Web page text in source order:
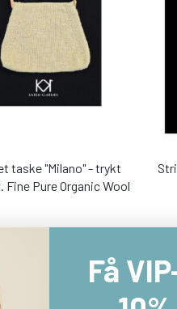
taske "Milano" - trykt
Pure Organic Wool
39,00 DKK
Få